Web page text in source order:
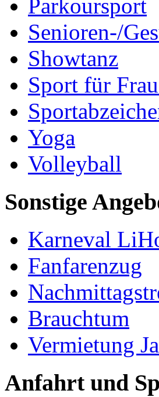
Parkoursport
Senioren-/
Showtanz
Sport für
Yoga
Volleyball
Sonstige
Karneval
Fanfarenzug
Brauchtum
Vermietung
Anfahrt und